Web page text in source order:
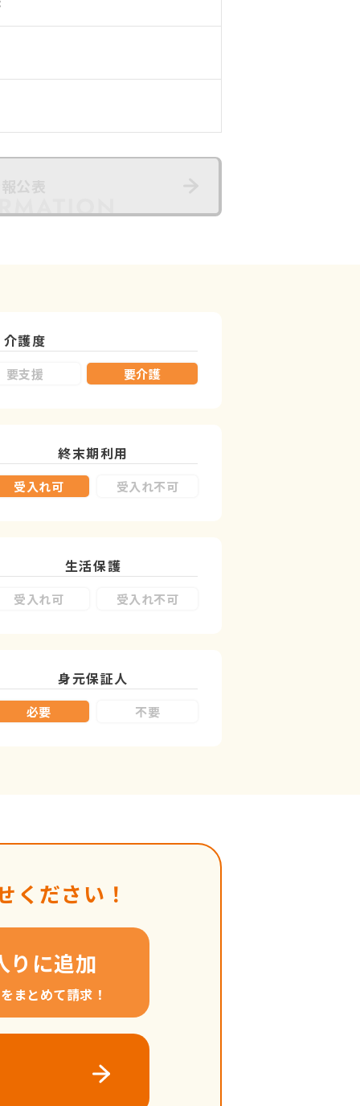
介護度
要支援 要介護
終末期利用
受入れ可 受入れ不可
生活保護
受入れ可 受入れ不可
身元保証人
必要 不要
ください！
りに追加
まとめて請求！